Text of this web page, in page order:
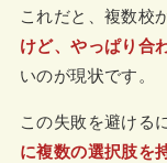
これだと、複数校
けど、やっぱり合
いのが現状です。
この失敗を避ける
に複数の選択肢を